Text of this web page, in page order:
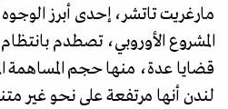
مارغريت تاتشر، إحدى أبرز الوجوه
المشروع الأوروبي، تصطدم
قضايا عدة، منها حجم المساهمة
لندن أنها مرتفعة على نحو غير